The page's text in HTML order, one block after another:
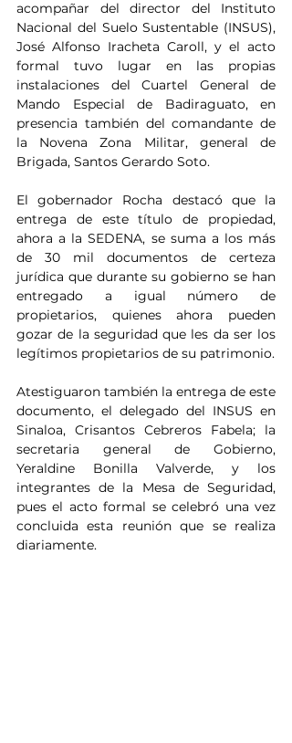
acompañar del director del Instituto
Nacional del Suelo Sustentable (INSUS),
José Alfonso Iracheta Caroll, y el acto
formal tuvo lugar en las propias
instalaciones del Cuartel General de
Mando Especial de Badiraguato, en
presencia también del comandante de
la Novena Zona Militar, general de
Brigada, Santos Gerardo Soto.
El gobernador Rocha destacó que la
entrega de este título de propiedad,
ahora a la SEDENA, se suma a los más
de 30 mil documentos de certeza
jurídica que durante su gobierno se han
entregado a igual número de
propietarios, quienes ahora pueden
gozar de la seguridad que les da ser los
legítimos propietarios de su patrimonio.
Atestiguaron también la entrega de este
documento, el delegado del INSUS en
Sinaloa, Crisantos Cebreros Fabela; la
secretaria general de Gobierno,
Yeraldine Bonilla Valverde, y los
integrantes de la Mesa de Seguridad,
pues el acto formal se celebró una vez
concluida esta reunión que se realiza
diariamente.